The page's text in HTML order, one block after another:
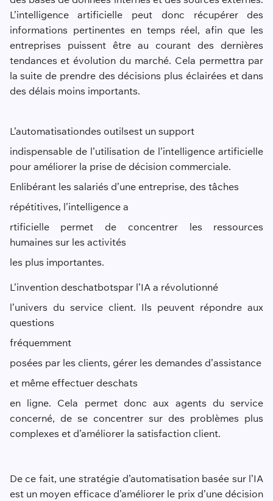
L’intelligence artificielle peut donc récupérer des
informations pertinentes en temps réel, afin que les
entreprises puissent être au courant des dernières
tendances et évolution du marché. Cela permettra par
la suite de prendre des décisions plus éclairées et dans
des délais moins importants.
L’automatisationdes outilsest un support
indispensable de l’utilisation de l’intelligence artificielle
pour améliorer la prise de décision commerciale.
Enlibérant les salariés d’une entreprise, des tâches
répétitives, l’intelligence a
rtificielle permet de concentrer les ressources
humaines sur les activités
les plus importantes.
L’invention deschatbotspar l’IA a révolutionné
l’univers du service client. Ils peuvent répondre aux
questions
fréquemment
posées par les clients, gérer les demandes d’assistance
et même effectuer deschats
en ligne. Cela permet donc aux agents du service
concerné, de se concentrer sur des problèmes plus
complexes et d’améliorer la satisfaction client.
De ce fait, une stratégie d’automatisation basée sur l’IA
est un moyen efficace d’améliorer le prix d’une décision